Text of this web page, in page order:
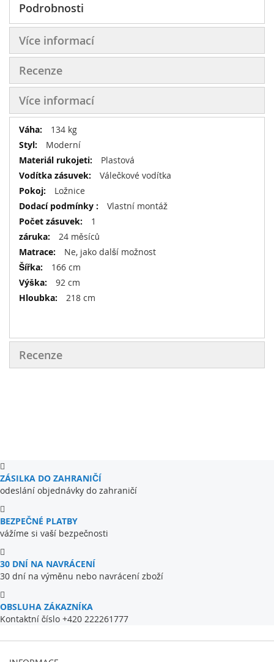
Podrobnosti
Více informací
Recenze
Více informací
Více
informací
134 kg
Moderní
Plastová
Válečkové vodítka
Ložnice
Vlastní montáž
1
24 měsíců
Ne, jako další možnost
166 cm
92 cm
218 cm
Recenze
ZÁSILKA DO ZAHRANIČÍ
odeslání objednávky do zahraničí
BEZPEČNÉ PLATBY
vážíme si vaší bezpečnosti
30 DNÍ NA NAVRÁCENÍ
30 dní na výměnu nebo navrácení zboží
OBSLUHA ZÁKAZNÍKA
Kontaktní číslo +420 222261777